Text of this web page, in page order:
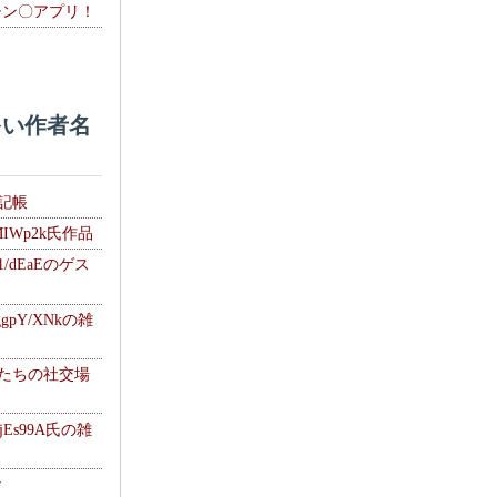
〇アプリ！
作者名
帳
氏作品
dEaEのゲス
XNkの雑
ちの社交場
氏の雑